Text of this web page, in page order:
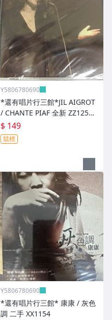
Y5806780690
*還有唱片行三館*JIL AIGROT
/ CHANTE PIAF 全新 ZZ12526
(競標)
$ 149
競標
Y5806780690
*還有唱片行三館* 康康 / 灰色
調 二手 XX1154